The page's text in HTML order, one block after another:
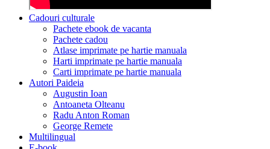
Cadouri culturale
Pachete ebook de vacanta
Pachete cadou
Atlase imprimate pe hartie manuala
Harti imprimate pe hartie manuala
Carti imprimate pe hartie manuala
Autori Paideia
Augustin Ioan
Antoaneta Olteanu
Radu Anton Roman
George Remete
Multilingual